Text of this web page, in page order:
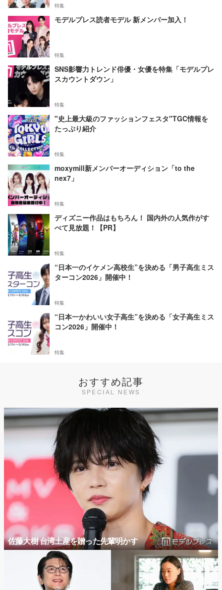
特集
モデルプレス読者モデル 新メンバー加入！
特集
SNS影響力トレンド俳優・女優を特集「モデルプレ
スカウントダウン」
特集
"史上最大級のファッションフェスタ"TGC情報を
たっぷり紹介
特集
moxymill新メンバーオーディション「to the
nex7」
特集
ディズニー作品はもちろん！ 国内外の人気作がす
べて見放題！【PR】
特集
“日本一のイケメン高校生”を決める「男子高生ミス
ターコン2026」開催中！
特集
“日本一かわいい女子高生”を決める「女子高生ミス
コン2026」開催中！
特集
おすすめ記事
SPECIAL NEWS
佐藤大樹 台湾土産を贈った先輩明かす